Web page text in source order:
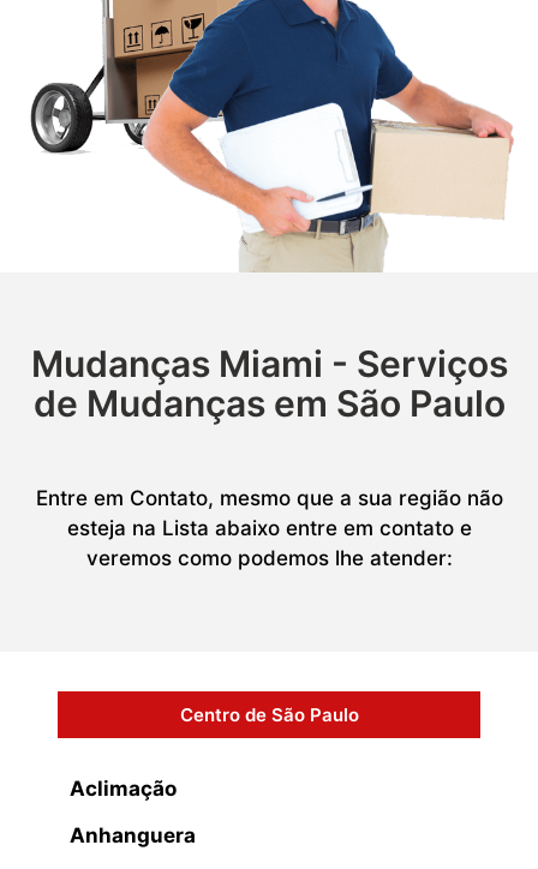
Mudanças Miami - Serviços
de Mudanças em São Paulo
Entre em Contato, mesmo que a sua região não
esteja na Lista abaixo entre em contato e
veremos como podemos lhe atender:
Centro de São Paulo
Aclimação
Anhanguera